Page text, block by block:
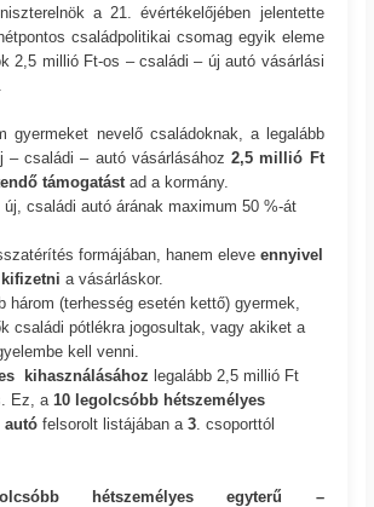
a 21. évértékelőjében jelentette
családpolitikai csomag egyik eleme
2,5 millió Ft-os – családi – új autó vásárlási
gyermeket nevelő családoknak, a legalább
– családi – autó vásárlásához2,5 millió Ft
támogatást ad a kormány.
családi autó árának maximum 50 %-át
formájában, hanem eleveennyivel
a vásárláskor.
három (terhesség esetén kettő) gyermek,
családi pótlékra jogosultak, vagy akiket a
kell venni.
kihasználásához legalább 2,5 millió Ft
Ez, a 10 legolcsóbb hétszemélyes
autó felsorolt listájában a3 . csoporttól
hétszemélyes egyterű –